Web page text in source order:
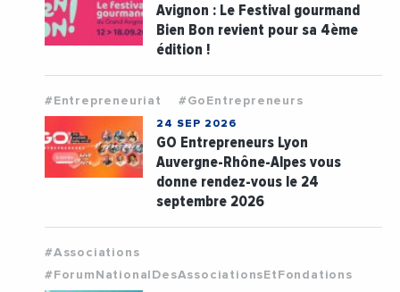
Avignon : Le Festival gourmand
Bien Bon revient pour sa 4ème
édition !
#Entrepreneuriat #GoEntrepreneurs
24 SEP 2026
GO Entrepreneurs Lyon
Auvergne-Rhône-Alpes vous
donne rendez-vous le 24
septembre 2026
#Associations
#ForumNationalDesAssociationsEtFondations